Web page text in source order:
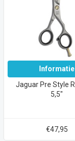
Informatie
Jaguar Pre Style
5,5"
€47,95